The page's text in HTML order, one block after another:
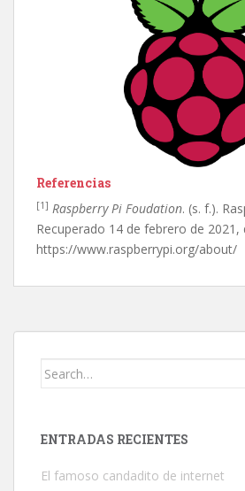
Referencias
[1] Raspberry Pi Foudation. (s. f.).
Recuperado 14 de febrero de 2021,
https://www.raspberrypi.org/about/
Search
ENTRADAS RECIENTES
El famoso candadito de internet